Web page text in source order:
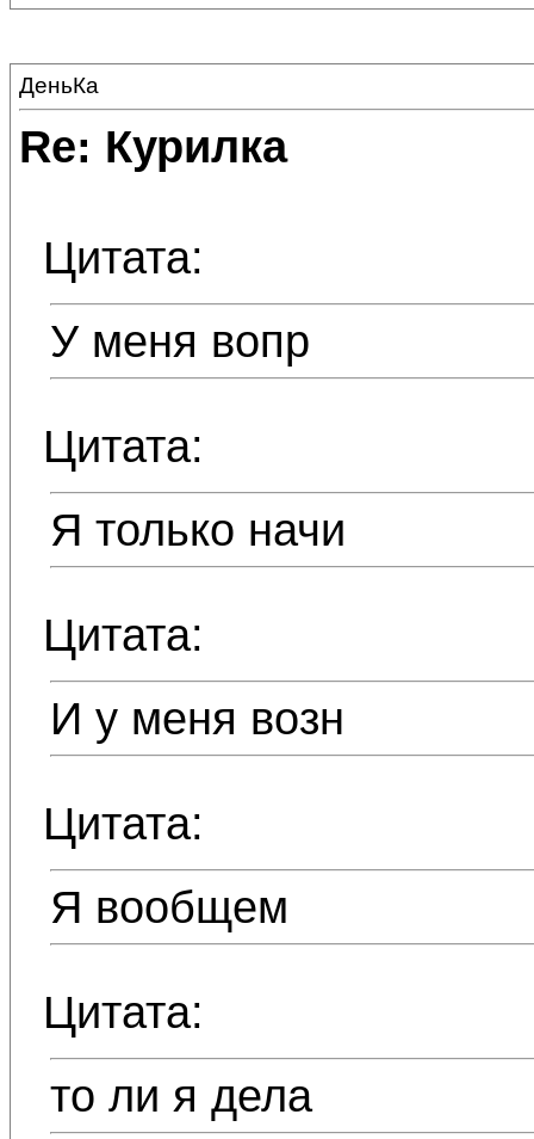
ДеньКа
Re: Курилка
Цитата:
У меня вопр
Цитата:
Я только начи
Цитата:
И у меня возн
Цитата:
Я вообщем
Цитата:
то ли я дела